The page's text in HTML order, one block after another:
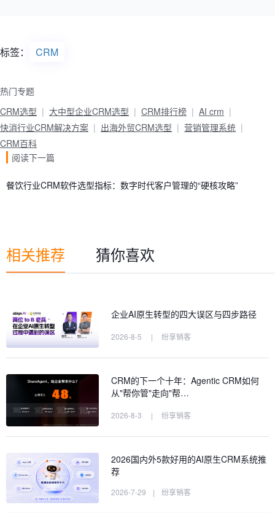
标签： CRM
热门专题
CRM选型
大中型企业CRM选型 CRM排行榜
AI crm
快消行业CRM解决方案
出海外贸CRM选型
营销管理系统
CRM百科
阅读下一篇
餐饮行业CRM软件选型指标：数字时代客户管理的“硬核攻略”
相关推荐 猜你喜欢
企业AI原生转型的四大误区与四步路径
2026-8-5 | 纷享销客
CRM的下一个十年：Agentic CRM如何
从"帮你管"走向"帮…
2026-8-3 | 纷享销客
2026国内外5款好用的AI原生CRM系统推
荐
2026-7-29 | 纷享销客